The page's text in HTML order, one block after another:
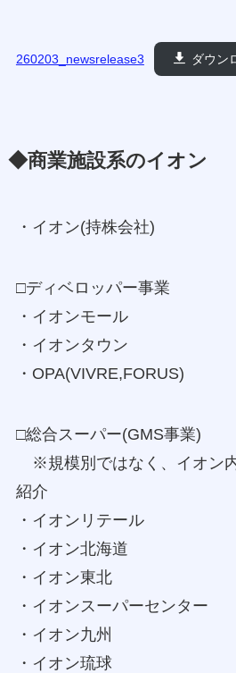
260203_newsrelease3 ダウン
◆商業施設系のイオン
・イオン(持株会社)
□ディベロッパー事業
・イオンモール
・イオンタウン
・OPA(VIVRE,FORUS)
□総合スーパー(GMS事業)
※規模別ではなく、イオン
紹介
・イオンリテール
・イオン北海道
・イオン東北
・イオンスーパーセンター
・イオン九州
・イオン琉球